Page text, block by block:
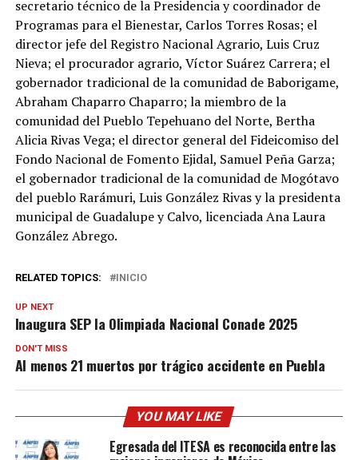
secretario técnico de la Presidencia y coordinador de
Programas para el Bienestar, Carlos Torres Rosas; el
director jefe del Registro Nacional Agrario, Luis Cruz
Nieva; el procurador agrario, Víctor Suárez Carrera; el
gobernador tradicional de la comunidad de Baborigame,
Abraham Chaparro Chaparro; la miembro de la
comunidad del Pueblo Tepehuano del Norte, Bertha
Alicia Rivas Vega; el director general del Fideicomiso del
Fondo Nacional de Fomento Ejidal, Samuel Peña Garza;
el gobernador tradicional de la comunidad de Mogótavo
del pueblo Rarámuri, Luis González Rivas y la presidenta
municipal de Guadalupe y Calvo, licenciada Ana Laura
González Abrego.
RELATED TOPICS: INICIO
UP NEXT
Inaugura SEP la Olimpiada Nacional Conade 2025
DON'T MISS
Al menos 21 muertos por trágico accidente en Puebla
YOU MAY LIKE
Egresada del ITESA es reconocida entre las